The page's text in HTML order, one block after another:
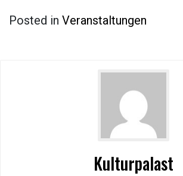
Posted in Veranstaltungen
Kulturpalast